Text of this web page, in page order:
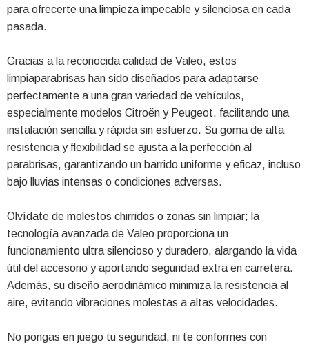
para ofrecerte una limpieza impecable y silenciosa en cada
pasada.
Gracias a la reconocida calidad de Valeo, estos
limpiaparabrisas han sido diseñados para adaptarse
perfectamente a una gran variedad de vehículos,
especialmente modelos Citroën y Peugeot, facilitando una
instalación sencilla y rápida sin esfuerzo. Su goma de alta
resistencia y flexibilidad se ajusta a la perfección al
parabrisas, garantizando un barrido uniforme y eficaz, incluso
bajo lluvias intensas o condiciones adversas.
Olvídate de molestos chirridos o zonas sin limpiar; la
tecnología avanzada de Valeo proporciona un
funcionamiento ultra silencioso y duradero, alargando la vida
útil del accesorio y aportando seguridad extra en carretera.
Además, su diseño aerodinámico minimiza la resistencia al
aire, evitando vibraciones molestas a altas velocidades.
No pongas en juego tu seguridad, ni te conformes con